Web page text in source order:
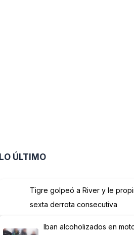
LO ÚLTIMO
Tigre golpeó a River y le
sexta derrota consecutiva
Iban alcoholizados en